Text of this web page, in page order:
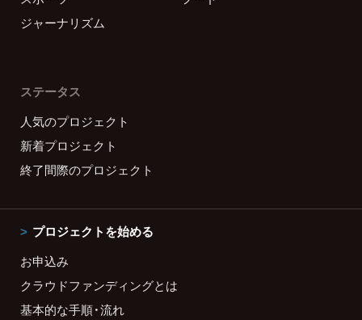
ジャーナリズム
ステータス
人気のプロジェクト
新着プロジェクト
終了間際のプロジェクト
プロジェクトを始める
お申込み
クラウドファンディングとは
基本的な手順・流れ